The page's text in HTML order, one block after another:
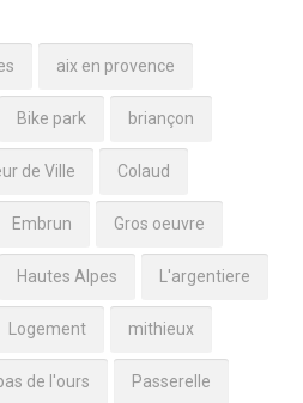
aix en provence
Bike park briançon
de Ville Colaud
Embrun Gros oeuvre
Hautes Alpes L'argentiere
Logement mithieux
de l'ours Passerelle